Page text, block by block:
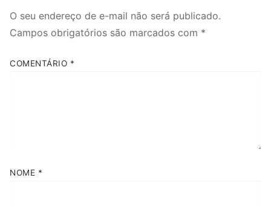
O seu endereço de e-mail não será publicado.
Campos obrigatórios são marcados com *
COMENTÁRIO *
NOME *